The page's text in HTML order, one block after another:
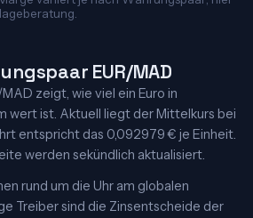
EUR/MAD
zeigt, wie viel ein Euro in
wert ist. Aktuell liegt der Mittelkurs bei
werden sekündlich aktualisiert.
rund um die Uhr am globalen
Treiber sind die Zinsentscheide der